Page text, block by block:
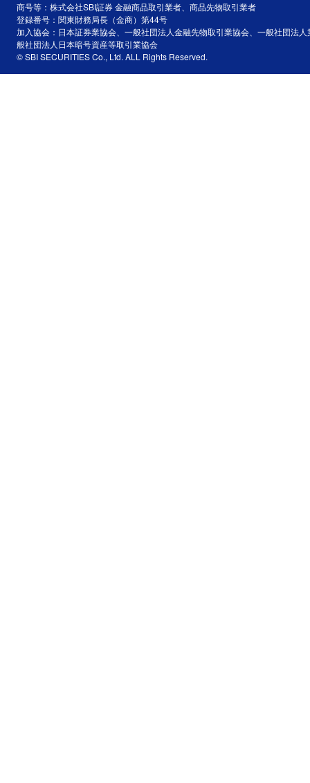
商号等：株式会社SBI証券 金融商品取引業者、商品先物取引業者
登録番号：関東財務局長（金商）第44号
加入協会：日本証券業協会、一般社団法人金融先物取引業協会、一般社団法
般社団法人日本暗号資産等取引業協会
© SBI SECURITIES Co., Ltd. ALL Rights Reserved.